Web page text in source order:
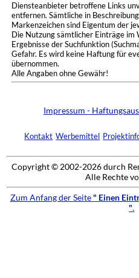
Diensteanbieter betroffene Links
entfernen. Sämtliche in
Markenzeichen sind Eigentum der
Die Nutzung sämtlicher Einträge im
Ergebnisse der Suchfunktion
Gefahr. Es wird keine Haftung für
übernommen.
Alle Angaben ohne Gewähr!
Impressum -
Kontakt Werbemittel
Copyright © 2002-2026 durch
Alle Rechte
Zum Anfang der Seite " Einen
".